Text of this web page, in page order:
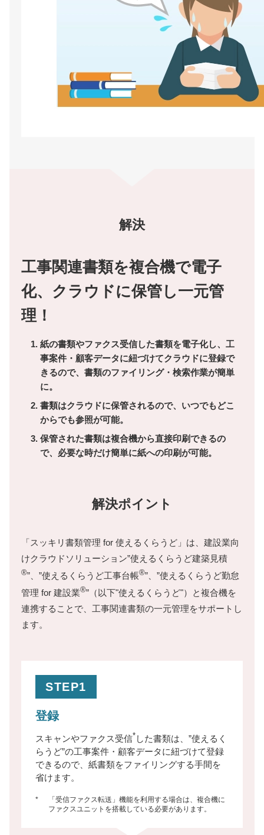
解決
工事関連書類を複合機で電子
化、クラウドに保管し一元管
理！
紙の書類やファクス受信した書類を電子化し、工
事案件・顧客データに紐づけてクラウドに登録で
きるので、書類のファイリング・検索作業が簡単
に。
書類はクラウドに保管されるので、いつでもどこ
からでも参照が可能。
保管された書類は複合機から直接印刷できるの
で、必要な時だけ簡単に紙への印刷が可能。
解決ポイント
「スッキリ書類管理 for 使えるくらうど」は、建設業向
けクラウドソリューション”使えるくらうど建築見積
®”、”使えるくらうど工事台帳®”、”使えるくらうど勤怠
管理 for 建設業®”（以下"使えるくらうど"）と複合機を
連携することで、工事関連書類の一元管理をサポートし
ます。
STEP1
登録
スキャンやファクス受信* した書類は、”使えるく
らうど”の工事案件・顧客データに紐づけて登録
できるので、紙書類をファイリングする手間を
省けます。
*
「受信ファクス転送」機能を利用する場合は、複合機に
ファクスユニットを搭載している必要があります。